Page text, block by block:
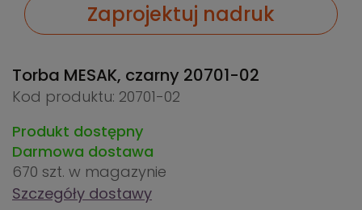
Zaprojektuj nadruk
Torba MESAK, czarny 20701-02
Kod produktu: 20701-02
Produkt dostępny
Darmowa dostawa
670 szt. w magazynie
Szczegóły dostawy